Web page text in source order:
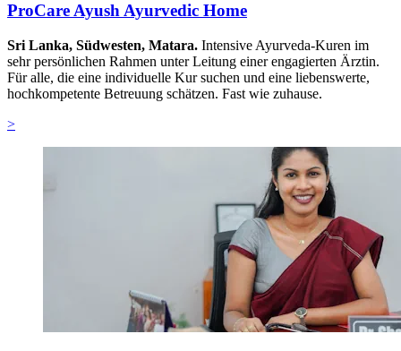
ProCare Ayush Ayurvedic Home
Sri Lanka, Südwesten, Matara. Intensive Ayurveda-Kuren im
sehr persönlichen Rahmen unter Leitung einer engagierten Ärztin.
Für alle, die eine individuelle Kur suchen und eine liebenswerte,
hochkompetente Betreuung schätzen. Fast wie zuhause.
>